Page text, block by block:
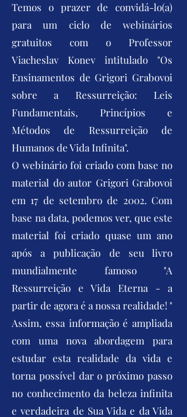
Temos o prazer de convidá-lo(a)
para um ciclo de webinários
gratuitos com o Professor
Viacheslav Konev intitulado "Os
Ensinamentos de Grigori Grabovoi
sobre a Ressurreição: Leis
Fundamentais, Princípios e
Métodos de Ressurreição de
Humanos de Vida Infinita".
O webinário foi criado com base no
material do autor Grigori Grabovoi
em 17 de setembro de 2002. Com
base na data, podemos ver, que este
material foi criado quase um ano
após a publicação de seu livro
mundialmente famoso "A
Ressurreição e Vida Eterna - a
partir de agora é a nossa realidade! "
Assim, essa informação é ampliada
com uma nova abordagem para
estudar esta realidade da vida e
torna possível dar o próximo passo
no conhecimento da beleza infinita
e verdadeira de Sua Vida e da Vida